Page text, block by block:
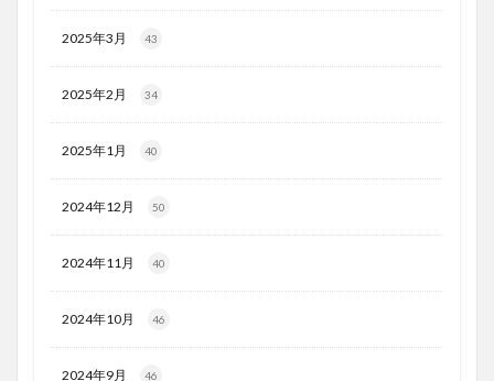
2025年3月 43
2025年2月 34
2025年1月 40
2024年12月 50
2024年11月 40
2024年10月 46
2024年9月 46